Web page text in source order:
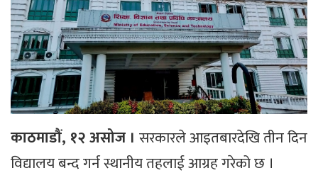
काठमाडौं, १२ असोज । सरकारले आइतबारदेखि तीन दिन
विद्यालय बन्द गर्न स्थानीय तहलाई आग्रह गरेको छ ।